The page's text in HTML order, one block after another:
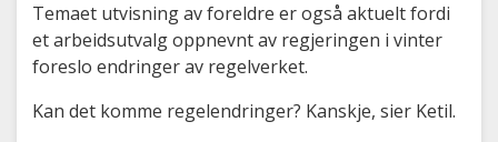
Temaet utvisning av foreldre er også aktuelt fordi
et arbeidsutvalg oppnevnt av regjeringen i vinter
foreslo endringer av regelverket.
Kan det komme regelendringer? Kanskje, sier Ketil.